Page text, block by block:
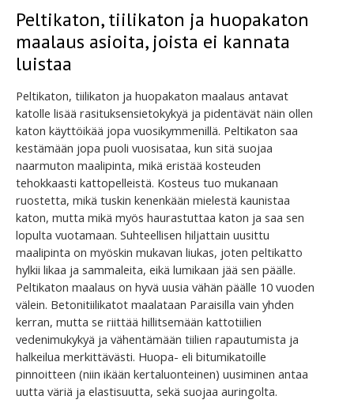
Peltikaton, tiilikaton ja huopakaton
maalaus asioita, joista ei kannata
luistaa
Peltikaton, tiilikaton ja huopakaton maalaus antavat
katolle lisää rasituksensietokykyä ja pidentävät näin ollen
katon käyttöikää jopa vuosikymmenillä. Peltikaton saa
kestämään jopa puoli vuosisataa, kun sitä suojaa
naarmuton maalipinta, mikä eristää kosteuden
tehokkaasti kattopelleistä. Kosteus tuo mukanaan
ruostetta, mikä tuskin kenenkään mielestä kaunistaa
katon, mutta mikä myös haurastuttaa katon ja saa sen
lopulta vuotamaan. Suhteellisen hiljattain uusittu
maalipinta on myöskin mukavan liukas, joten peltikatto
hylkii likaa ja sammaleita, eikä lumikaan jää sen päälle.
Peltikaton maalaus on hyvä uusia vähän päälle 10 vuoden
välein. Betonitiilikatot maalataan Paraisilla vain yhden
kerran, mutta se riittää hillitsemään kattotiilien
vedenimukykyä ja vähentämään tiilien rapautumista ja
halkeilua merkittävästi. Huopa- eli bitumikatoille
pinnoitteen (niin ikään kertaluonteinen) uusiminen antaa
uutta väriä ja elastisuutta, sekä suojaa auringolta.